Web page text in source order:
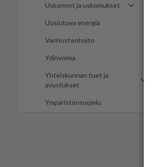
Uskonnot ja uskomukset
Uusiutuva energia
Vanhustenhoito
Ydinvoima
Yhteiskunnan tuet ja
avustukset
Ympäristönsuojelu